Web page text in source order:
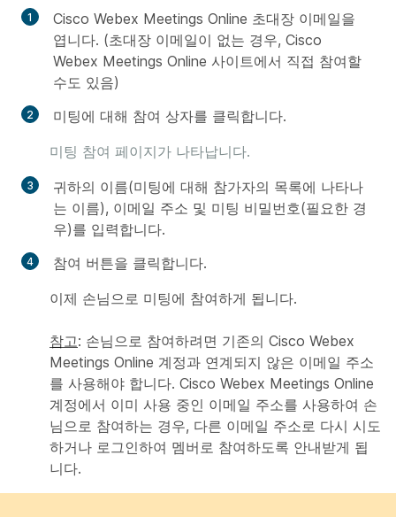
Cisco Webex Meetings Online 초대장 이메일을
엽니다. (초대장 이메일이 없는 경우, Cisco
Webex Meetings Online 사이트에서 직접 참여할
수도 있음)
미팅에 대해 참여 상자를 클릭합니다.
미팅 참여 페이지가 나타납니다.
귀하의 이름(미팅에 대해 참가자의 목록에 나타나
는 이름), 이메일 주소 및 미팅 비밀번호(필요한 경
우)를 입력합니다.
참여 버튼을 클릭합니다.
이제 손님으로 미팅에 참여하게 됩니다.
참고: 손님으로 참여하려면 기존의 Cisco Webex
Meetings Online 계정과 연계되지 않은 이메일 주소
를 사용해야 합니다. Cisco Webex Meetings Online
계정에서 이미 사용 중인 이메일 주소를 사용하여 손
님으로 참여하는 경우, 다른 이메일 주소로 다시 시도
하거나 로그인하여 멤버로 참여하도록 안내받게 됩
니다.